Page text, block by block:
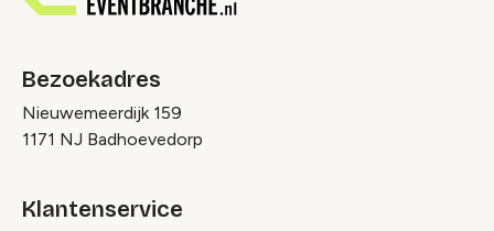
Bezoekadres
Nieuwemeerdijk 159
1171 NJ Badhoevedorp
Klantenservice